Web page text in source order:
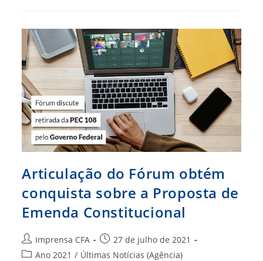
PEC
108
Pelo
Governo
Articulação do Fórum obtém
conquista sobre a Proposta de
Emenda Constitucional
Autor
do
Imprensa CFA
Post
publicado:
27 de julho de 2021
Categoria
Ano 2021 / Últimas Notícias (Agência)